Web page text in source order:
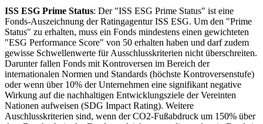
ISS ESG Prime Status: Der "ISS ESG Prime Status" ist eine
Fonds-Auszeichnung der Ratingagentur ISS ESG. Um den "Prime
Status" zu erhalten, muss ein Fonds mindestens einen gewichteten
"ESG Performance Score" von 50 erhalten haben und darf zudem
gewisse Schwellenwerte für Ausschlusskriterien nicht überschreiten.
Darunter fallen Fonds mit Kontroversen im Bereich der
internationalen Normen und Standards (höchste Kontroversenstufe)
oder wenn über 10% der Unternehmen eine signifikant negative
Wirkung auf die nachhaltigen Entwicklungsziele der Vereinten
Nationen aufweisen (SDG Impact Rating). Weitere
Auschlusskriterien sind, wenn der CO2-Fußabdruck um 150% über